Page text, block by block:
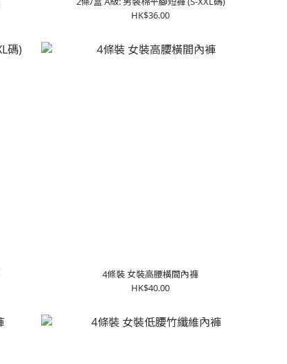
HK$36.00
4條裝 女裝高腰橫間內褲
HK$40.00